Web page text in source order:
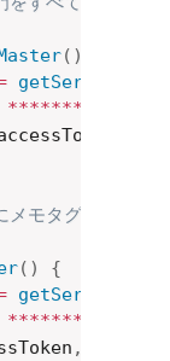
( )
getService
*******
モタグをすべて
( )
{
getService
*******
,